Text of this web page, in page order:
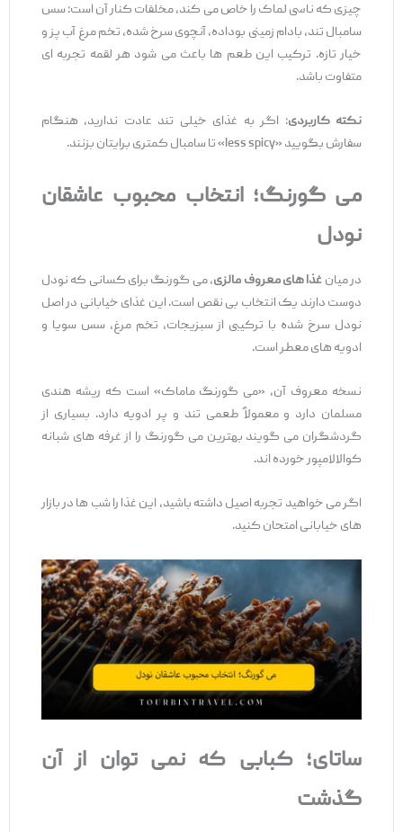
چیزی که ناسی لماک را خاص می‌ کند، مخلفات کنار آن است: سس
سامبال تند، بادام‌ زمینی بوداده، آنچوی سرخ‌ شده، تخم ‌مرغ آب ‌پز و
خیار تازه. ترکیب این طعم ‌ها باعث می‌ شود هر لقمه تجربه ‌ای
متفاوت باشد.
نکته کاربردی: اگر به غذای خیلی تند عادت ندارید، هنگام
سفارش بگویید «less spicy» تا سامبال کمتری برایتان بزنند.
می گورنگ؛ انتخاب محبوب عاشقان
نودل
در میانغذا های معروف مالزی، می گورنگ برای کسانی که نودل
دوست دارند یک انتخاب بی ‌نقص است. این غذای خیابانی در اصل
نودل سرخ ‌شده با ترکیبی از سبزیجات، تخم ‌مرغ، سس سویا و
ادویه‌ های معطر است.
نسخه معروف آن، «می گورنگ ماماک» است که ریشه هندی
مسلمان دارد و معمولاً طعمی تند و پر ادویه دارد. بسیاری از
گردشگران می ‌گویند بهترین می گورنگ را از غرفه‌ های شبانه
کوالالامپور خورده ‌اند.
اگر می‌ خواهید تجربه اصیل داشته باشید، این غذا را شب ‌ها در بازار
های خیابانی امتحان کنید.
ساتای؛ کبابی که نمی‌ توان از آن
گذشت